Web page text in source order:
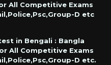
All Competitive Exams
D etc
in Bengali : Bangla
All Competitive Exams
D etc.